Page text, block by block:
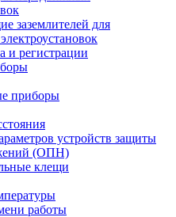
заземлителей для
и регистрации
приборы
устройств защиты
(ОПН)
клещи
работы